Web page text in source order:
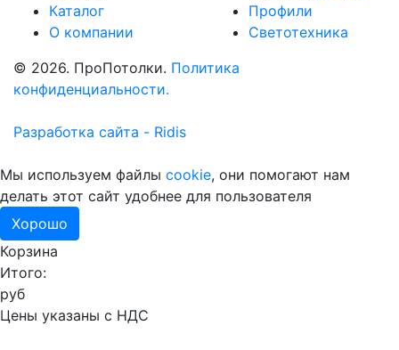
Каталог
О компании
Профили
Светотехника
© 2026. ПроПотолки. Политика
конфиденциальности.
Разработка сайта - Ridis
Мы используем файлы cookie, они помогают нам
делать этот сайт удобнее для пользователя
Хорошо
Корзина
Итого:
руб
Цены указаны с НДС